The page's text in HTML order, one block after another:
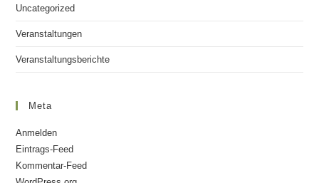
Uncategorized
Veranstaltungen
Veranstaltungsberichte
Meta
Anmelden
Eintrags-Feed
Kommentar-Feed